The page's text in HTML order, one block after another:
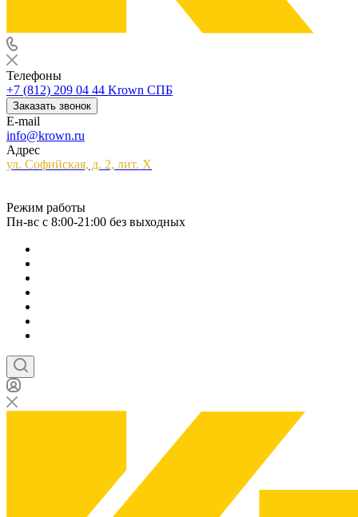
Телефоны
+7 (812) 209 04 44 Krown СПБ
Заказать звонок
E-mail
info@krown.ru
Адрес
ул. Софийская, д. 2, лит. Х
Режим работы
Пн-вс с 8:00-21:00 без выходных